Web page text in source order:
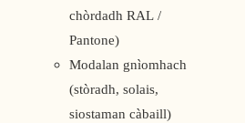
chòrdadh RAL /
Pantone)
Modalan gnìomhach
(stòradh, solais,
siostaman càbaill)